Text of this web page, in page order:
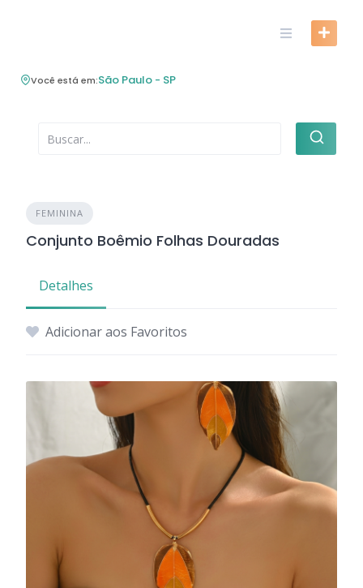
Você está em:São Paulo - SP
FEMININA
Conjunto Boêmio Folhas Douradas
Detalhes
Adicionar aos Favoritos